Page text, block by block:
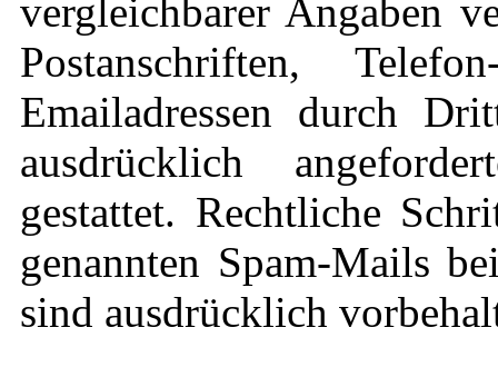
vergleichbarer Angaben
Postanschriften,
Emailadressen durch
ausdrücklich
gestattet. Rechtliche
genannten Spam-Mails
sind ausdrücklich